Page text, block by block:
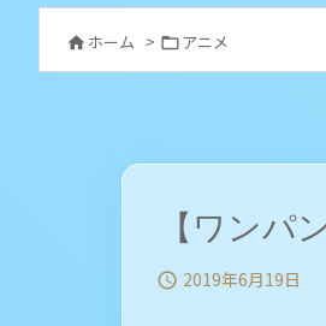
 ホーム > アニメ
【ワンパ
 2019年6月19日